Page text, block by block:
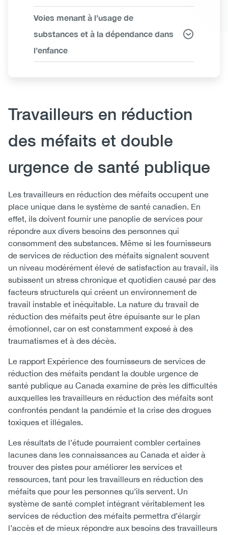
Voies menant à l’usage de
substances et à la dépendance dans
l’enfance
Body
Travailleurs en réduction
des méfaits et double
urgence de santé publique
Les travailleurs en réduction des méfaits occupent une
place unique dans le système de santé canadien. En
effet, ils doivent fournir une panoplie de services pour
répondre aux divers besoins des personnes qui
consomment des substances. Même si les fournisseurs
de services de réduction des méfaits signalent souvent
un niveau modérément élevé de satisfaction au travail, ils
subissent un stress chronique et quotidien causé par des
facteurs structurels qui créent un environnement de
travail instable et inéquitable. La nature du travail de
réduction des méfaits peut être épuisante sur le plan
émotionnel, car on est constamment exposé à des
traumatismes et à des décès.
Le rapport Expérience des fournisseurs de services de
réduction des méfaits pendant la double urgence de
santé publique au Canada examine de près les difficultés
auxquelles les travailleurs en réduction des méfaits sont
confrontés pendant la pandémie et la crise des drogues
toxiques et illégales.
Les résultats de l’étude pourraient combler certaines
lacunes dans les connaissances au Canada et aider à
trouver des pistes pour améliorer les services et
ressources, tant pour les travailleurs en réduction des
méfaits que pour les personnes qu’ils servent. Un
système de santé complet intégrant véritablement les
services de réduction des méfaits permettra d’élargir
l’accès et de mieux répondre aux besoins des travailleurs